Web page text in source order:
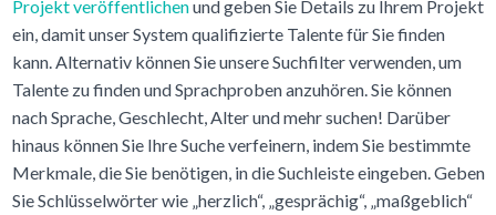
Projekt veröffentlichenund geben Sie Details zu Ihrem Projekt
ein, damit unser System qualifizierte Talente für Sie finden
kann. Alternativ können Sie unsere Suchfilter verwenden, um
Talente zu finden und Sprachproben anzuhören. Sie können
nach Sprache, Geschlecht, Alter und mehr suchen! Darüber
hinaus können Sie Ihre Suche verfeinern, indem Sie bestimmte
Merkmale, die Sie benötigen, in die Suchleiste eingeben. Geben
Sie Schlüsselwörter wie „herzlich“, „gesprächig“, „maßgeblich“